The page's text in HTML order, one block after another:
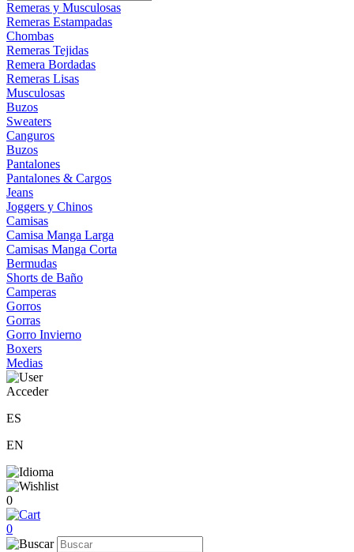
Remeras y Musculosas
Remeras Estampadas
Chombas
Remeras Tejidas
Remera Bordadas
Remeras Lisas
Musculosas
Buzos
Sweaters
Canguros
Buzos
Pantalones
Pantalones & Cargos
Jeans
Joggers y Chinos
Camisas
Camisa Manga Larga
Camisas Manga Corta
Bermudas
Shorts de Baño
Camperas
Gorros
Gorras
Gorro Invierno
Boxers
Medias
Acceder
ES
EN
0
0